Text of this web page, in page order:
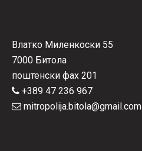
Влатко Миленкоски 55
7000 Битола
поштенски фах 201
+389 47 236 967
mitropolija.bitola@gmail.com